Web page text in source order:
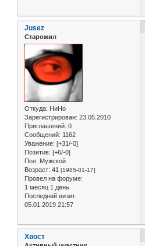
Jusez
Старожил
Откуда: НиНо
Зарегистрирован: 23.05.2010
Приглашений: 0
Сообщений: 1162
Уважение: [+31/-0]
Позитив: [+6/-0]
Пол: Мужской
Возраст: 41 [1985-01-17]
Провел на форуме:
1 месяц 1 день
Последний визит:
05.01.2019 21:57
Хвост